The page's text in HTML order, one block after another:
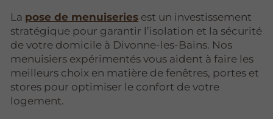
La pose de menuiseries est un investissement
stratégique pour garantir l’isolation et la sécurité
de votre domicile à Divonne-les-Bains. Nos
menuisiers expérimentés vous aident à faire les
meilleurs choix en matière de fenêtres, portes et
stores pour optimiser le confort de votre
logement.